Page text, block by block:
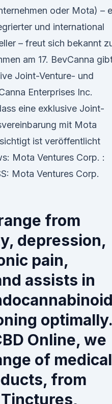
oder Mota) –
und international
– freut sich bekannt
am 17. BevCanna
Joint-Venture- und
Enterprises Inc.
eine exklusive Joint-
mit Mota
ist veröffentlicht
Mota Ventures Corp. :
Mota Ventures Corp.
from
depression,
pain,
assists in
optimally.
Online, we
of
from
Tinctures,